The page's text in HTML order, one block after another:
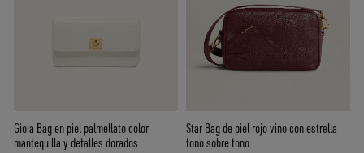
Gioia Bag en piel palmellato color
mantequilla y detalles dorados
Star Bag de piel rojo vino con estrella
tono sobre tono